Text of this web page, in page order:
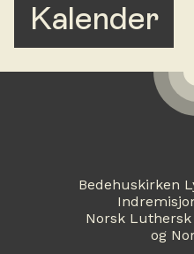
Bli med
Kalender
Kalender
Bedehuskirken
Norsk
og